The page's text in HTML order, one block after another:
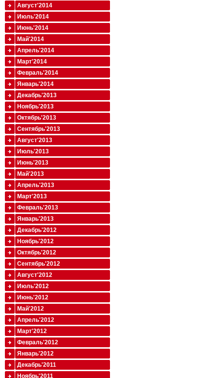
Август'2014
Июль'2014
Июнь'2014
Май'2014
Апрель'2014
Март'2014
Февраль'2014
Январь'2014
Декабрь'2013
Ноябрь'2013
Октябрь'2013
Сентябрь'2013
Август'2013
Июль'2013
Июнь'2013
Май'2013
Апрель'2013
Март'2013
Февраль'2013
Январь'2013
Декабрь'2012
Ноябрь'2012
Октябрь'2012
Сентябрь'2012
Август'2012
Июль'2012
Июнь'2012
Май'2012
Апрель'2012
Март'2012
Февраль'2012
Январь'2012
Декабрь'2011
Ноябрь'2011